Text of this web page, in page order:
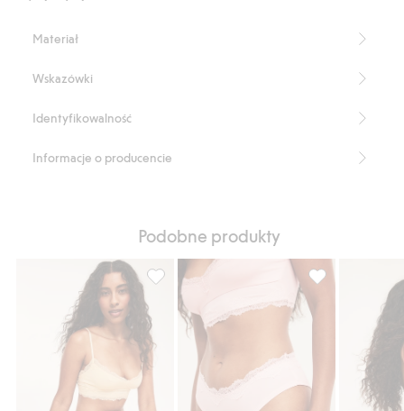
Numer artykułu
Materiał
Wskazówki
Identyfikowalność
Informacje o producencie
Podobne produkty
Majtki cheeky z modalu, Dodaj do listy
Majtki cheeky